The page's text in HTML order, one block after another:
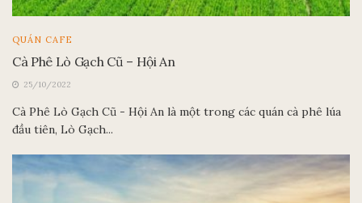
QUÁN CAFE
Cà Phê Lò Gạch Cũ – Hội An
25/10/2022
Cà Phê Lò Gạch Cũ - Hội An là một trong các quán cà phê lúa
đầu tiên, Lò Gạch...